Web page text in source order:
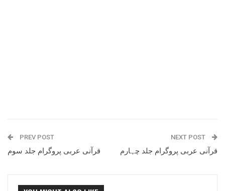
PREV POST
قرآنی عربی پروگرام جلد سوم
NEXT POST
قرآنی عربی پروگرام جلد چہارم